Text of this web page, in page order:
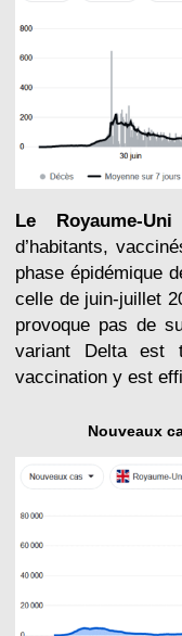
Le Royaume-Uni
d’habitants,
phase épidémique
celle de juin-juillet
provoque pas de
variant Delta est
vaccination y est
Nouveaux